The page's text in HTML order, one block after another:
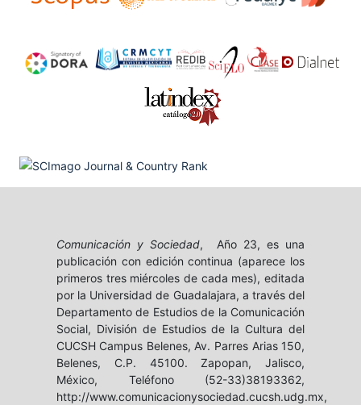
Comunicación y Sociedad, Año 23, es una
publicación con edición continua (aparece los
primeros tres miércoles de cada mes), editada
por la Universidad de Guadalajara, a través del
Departamento de Estudios de la Comunicación
Social, División de Estudios de la Cultura del
CUCSH Campus Belenes, Av. Parres Arias 150,
Belenes, C.P. 45100. Zapopan, Jalisco,
México, Teléfono (52-33)38193362,
http://www.comunicacionysociedad.cucsh.udg.mx,